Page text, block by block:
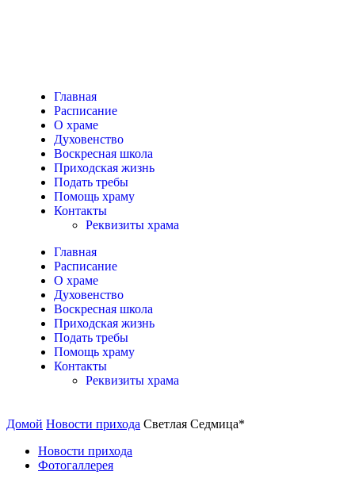
Главная
Расписание
О храме
Духовенство
Воскресная школа
Приходская жизнь
Подать требы
Помощь храму
Контакты
Реквизиты храма
Главная
Расписание
О храме
Духовенство
Воскресная школа
Приходская жизнь
Подать требы
Помощь храму
Контакты
Реквизиты храма
Домой Новости прихода Светлая Седмица*
Новости прихода
Фотогаллерея